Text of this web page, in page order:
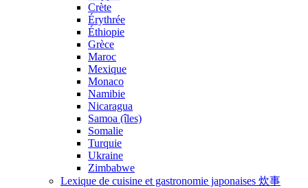
Crète
Érythrée
Éthiopie
Grèce
Maroc
Mexique
Monaco
Namibie
Nicaragua
Samoa (îles)
Somalie
Turquie
Ukraine
Zimbabwe
Lexique de cuisine et gastronomie japonaises 炊事